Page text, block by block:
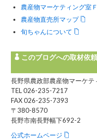
農産物マーケティング室
農産物直売所マップ
旬ちゃんについて
このブログへの取材依
長野県農政部農産物マーケテ
TEL 026-235-7217
FAX 026-235-7393
〒380-8570
長野市南長野幅下692-2
公式ホームページ